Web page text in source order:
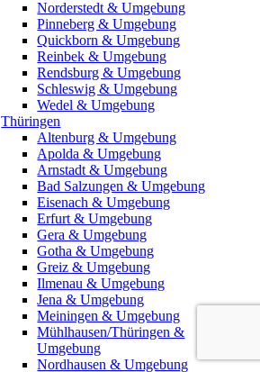
Norderstedt & Umgebung
Pinneberg & Umgebung
Quickborn & Umgebung
Reinbek & Umgebung
Rendsburg & Umgebung
Schleswig & Umgebung
Wedel & Umgebung
Thüringen
Altenburg & Umgebung
Apolda & Umgebung
Arnstadt & Umgebung
Bad Salzungen & Umgebung
Eisenach & Umgebung
Erfurt & Umgebung
Gera & Umgebung
Gotha & Umgebung
Greiz & Umgebung
Ilmenau & Umgebung
Jena & Umgebung
Meiningen & Umgebung
Mühlhausen/Thüringen &
Umgebung
Nordhausen & Umgebung